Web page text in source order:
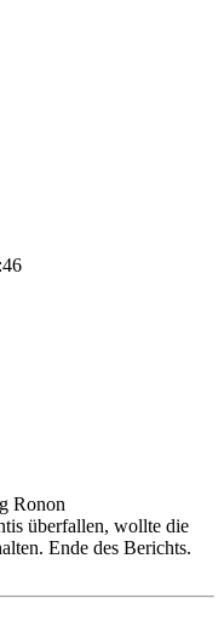
Ronon
überfallen, wollte die
Ende des Berichts.